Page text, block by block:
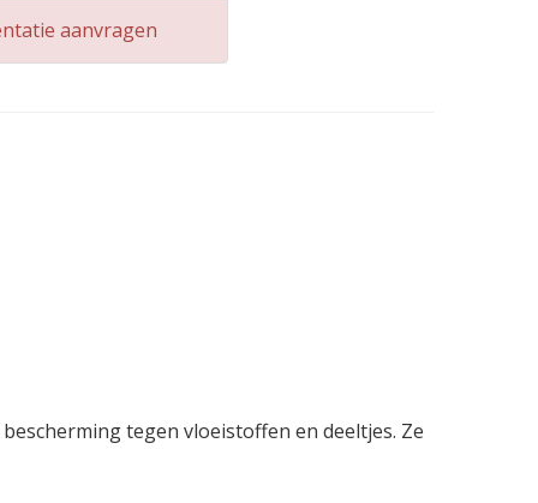
aanvragen
tegen vloeistoffen en deeltjes. Ze